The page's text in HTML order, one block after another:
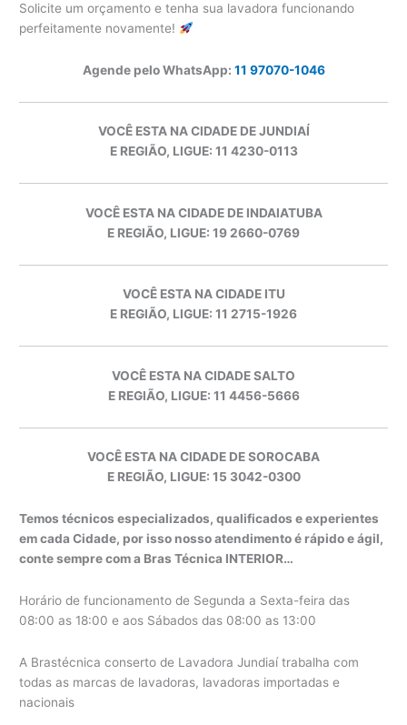
Solicite um orçamento e tenha sua lavadora funcionando
perfeitamente novamente!
Agende pelo WhatsApp: 11 97070-1046
VOCÊ ESTA NA CIDADE DE JUNDIAÍ
E REGIÃO, LIGUE: 11 4230-0113
VOCÊ ESTA NA CIDADE DE INDAIATUBA
E REGIÃO, LIGUE: 19 2660-0769
VOCÊ ESTA NA CIDADE ITU
E REGIÃO, LIGUE: 11 2715-1926
VOCÊ ESTA NA CIDADE SALTO
E REGIÃO, LIGUE: 11 4456-5666
VOCÊ ESTA NA CIDADE DE SOROCABA
E REGIÃO, LIGUE: 15 3042-0300
Temos técnicos especializados, qualificados e experientes
em cada Cidade, por isso nosso atendimento é rápido e ágil,
conte sempre com a Bras Técnica INTERIOR…
Horário de funcionamento de Segunda a Sexta-feira das
08:00 as 18:00 e aos Sábados das 08:00 as 13:00
A Brastécnica conserto de Lavadora Jundiaí trabalha com
todas as marcas de lavadoras, lavadoras importadas e
nacionais